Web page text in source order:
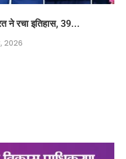
ने रचा इतिहास, 39...
2026